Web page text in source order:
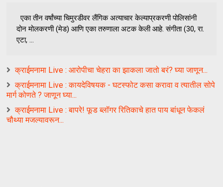
एका तीन वर्षांच्या चिमुरडीवर लैंगिक अत्याचार केल्याप्रकरणी पोलिसांनी
दोन मोलकरणी (मेड) आणि एका तरुणाला अटक केली आहे. संगीता (30, रा.
एटा, ...
क्राईमनामा Live : आरोपीचा चेहरा का झाकला जातो बरं? घ्या जाणून...
क्राईमनामा Live : कायदेविषयक - घटस्फोट कसा करावा व त्यातील सोपे
मार्ग कोणते ? जाणून घ्या...
क्राईमनामा Live : बापरे! फूड ब्लॉगर रितिकाचे हात पाय बांधून फेकलं
चौथ्या मजल्यावरून...